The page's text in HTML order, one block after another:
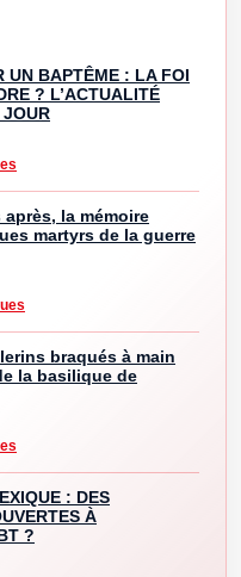
UN BAPTÊME : LA FOI
? L’ACTUALITÉ
JOUR
la mémoire
martyrs de la guerre
braqués à main
la basilique de
: DES
À
?